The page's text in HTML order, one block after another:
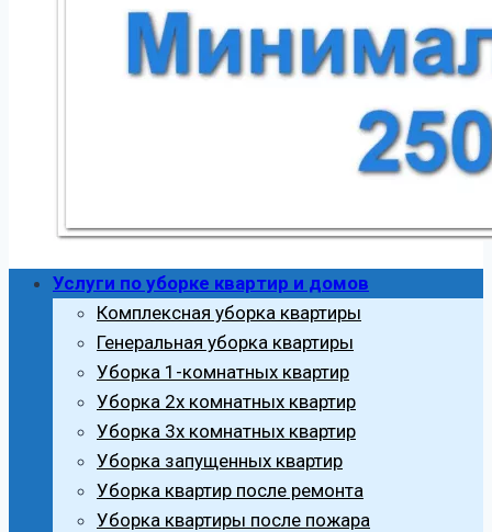
Услуги по уборке квартир и домов
Комплексная уборка квартиры
Генеральная уборка квартиры
Уборка 1-комнатных квартир
Уборка 2х комнатных квартир
Уборка 3х комнатных квартир
Уборка запущенных квартир
Уборка квартир после ремонта
Уборка квартиры после пожара